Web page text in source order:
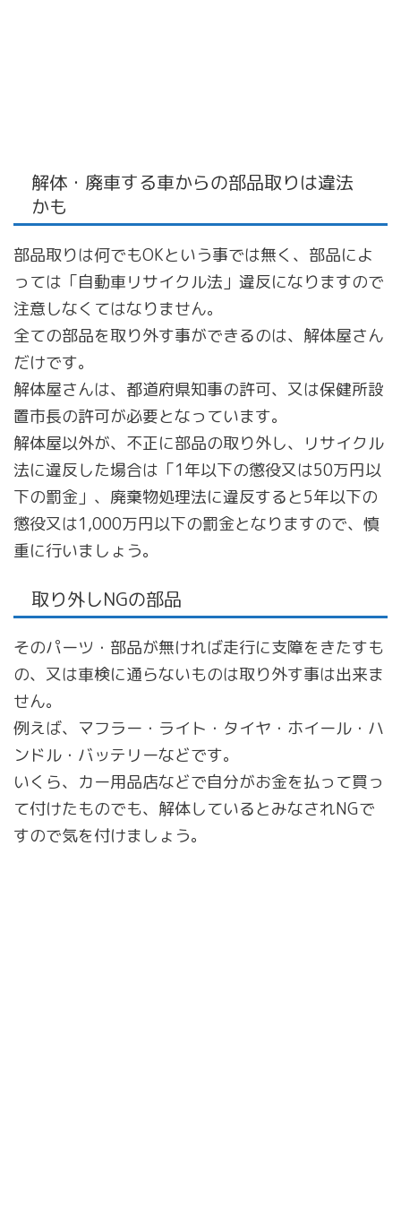
解体・廃車する車からの部品取りは違法
かも
部品取りは何でもOKという事では無く、部品によ
っては「自動車リサイクル法」違反になりますので
注意しなくてはなりません。
全ての部品を取り外す事ができるのは、解体屋さん
だけです。
解体屋さんは、都道府県知事の許可、又は保健所設
置市長の許可が必要となっています。
解体屋以外が、不正に部品の取り外し、リサイクル
法に違反した場合は「1年以下の懲役又は50万円以
下の罰金」、廃棄物処理法に違反すると5年以下の
懲役又は1,000万円以下の罰金となりますので、慎
重に行いましょう。
取り外しNGの部品
そのパーツ・部品が無ければ走行に支障をきたすも
の、又は車検に通らないものは取り外す事は出来ま
せん。
例えば、マフラー・ライト・タイヤ・ホイール・ハ
ンドル・バッテリーなどです。
いくら、カー用品店などで自分がお金を払って買っ
て付けたものでも、解体しているとみなされNGで
すので気を付けましょう。